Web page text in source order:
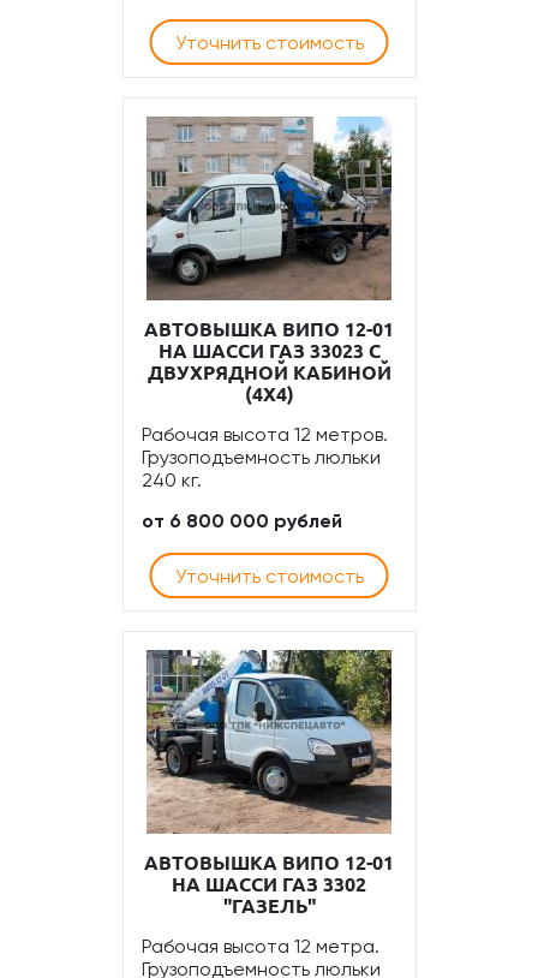
Уточнить стоимость
АВТОВЫШКА ВИПО 12-01
НА ШАССИ ГАЗ 33023 С
ДВУХРЯДНОЙ КАБИНОЙ
(4Х4)
Рабочая высота 12 метров.
Грузоподъемность люльки
240 кг.
от 6 800 000 рублей
Уточнить стоимость
АВТОВЫШКА ВИПО 12-01
НА ШАССИ ГАЗ 3302
"ГАЗЕЛЬ"
Рабочая высота 12 метра.
Грузоподъемность люльки